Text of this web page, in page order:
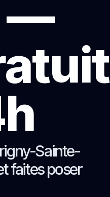
—
Sainte-
faites poser